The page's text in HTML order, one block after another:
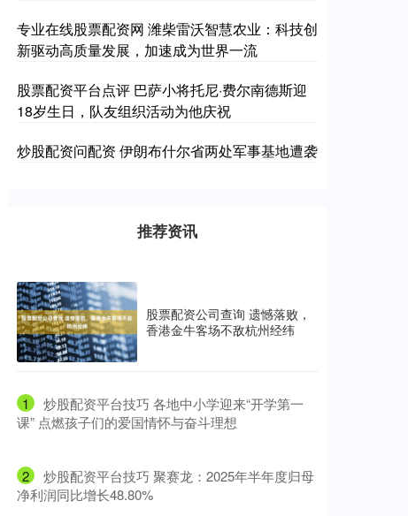
专业在线股票配资网 潍柴雷沃智慧农业：科技创
新驱动高质量发展，加速成为世界一流
股票配资平台点评 巴萨小将托尼·费尔南德斯迎
18岁生日，队友组织活动为他庆祝
炒股配资问配资 伊朗布什尔省两处军事基地遭袭
推荐资讯
股票配资公司查询 遗憾落败，
香港金牛客场不敌杭州经纬
1
​炒股配资平台技巧 各地中小学迎来“开学第一
课” 点燃孩子们的爱国情怀与奋斗理想
2
​炒股配资平台技巧 聚赛龙：2025年半年度归母
净利润同比增长48.80%